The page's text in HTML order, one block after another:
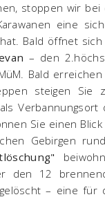
stoppen wir bei
eine
Bald öffnet sich
– den
Bald erreichen
steigen Sie
Verbannungsort
Sie einen
Gebirgen
den 12
– eine für